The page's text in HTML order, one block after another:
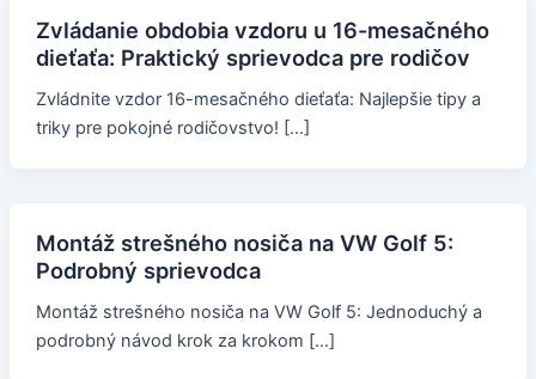
Zvládanie obdobia vzdoru u 16-mesačného
dieťaťa: Praktický sprievodca pre rodičov
Zvládnite vzdor 16-mesačného dieťaťa: Najlepšie tipy a
triky pre pokojné rodičovstvo! […]
Montáž strešného nosiča na VW Golf 5:
Podrobný sprievodca
Montáž strešného nosiča na VW Golf 5: Jednoduchý a
podrobný návod krok za krokom […]